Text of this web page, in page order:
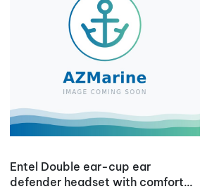
Entel Double ear-cup ear
defender headset with comfort